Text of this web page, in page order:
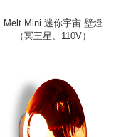
Melt Mini 迷你宇宙 壁燈
（冥王星、110V）